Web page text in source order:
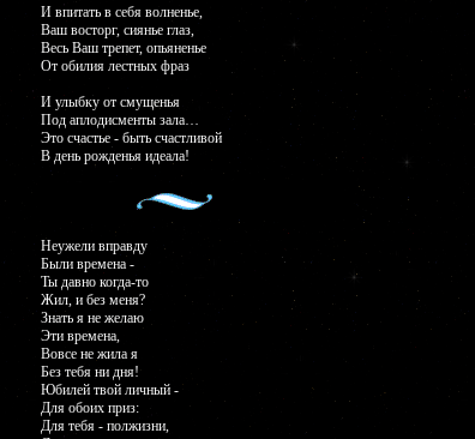
И впитать в себя волненье,
Ваш восторг, сиянье глаз,
Весь Ваш трепет, опьяненье
От обилия лестных фраз
И улыбку от смущенья
Под аплодисменты зала…
Это счастье - быть счастливой
В день рожденья идеала!
Неужели вправду
Были времена -
Ты давно когда-то
Жил, и без меня?
Знать я не желаю
Эти времена,
Вовсе не жила я
Без тебя ни дня!
Юбилей твой личный -
Для обоих приз:
Для тебя - полжизни,